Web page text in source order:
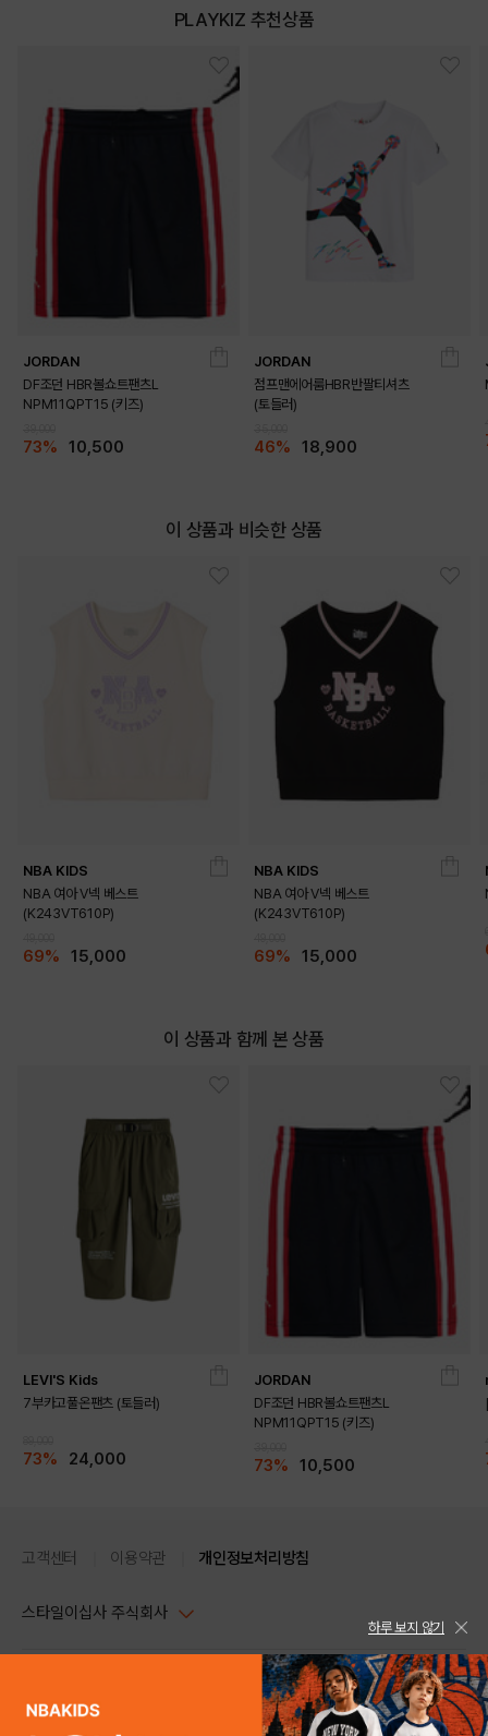
PLAYKIZ 추천상품
JORDAN
DF조던 HBR볼쇼트팬츠L
NPM11QPT15 (키즈)
73% 10,500
JORDAN
점프맨에어룸HBR반팔티셔츠
(토들러)
46% 18,900
이 상품과 비슷한 상품
NBA KIDS
NBA 여아 V넥 베스트
(K243VT610P)
69% 15,000
NBA KIDS
NBA 여아 V넥 베스트
(K243VT610P)
69% 15,000
이 상품과 함께 본 상품
LEVI'S Kids
7부카고풀온팬츠 (토들러)
73% 24,000
JORDAN
DF조던 HBR볼쇼트팬츠L
NPM11QPT15 (키즈)
73% 10,500
고객센터 이용약관 개인정보처리방침
스타일이십사 주식회사
주소 : 서울시 강남구 논현로 633, 6층 (논현동, 한세엠케이빌딩)
사업자등록번호 : 116-81-32499
스타일24 고객센터 1544-5336
하루 보지 않기